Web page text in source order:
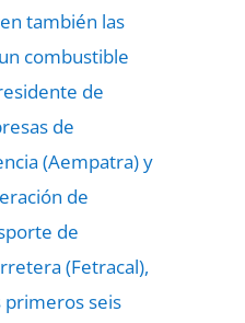
también las
combustible
de
de
(Aempatra) y
de
de
(Fetracal),
primeros seis